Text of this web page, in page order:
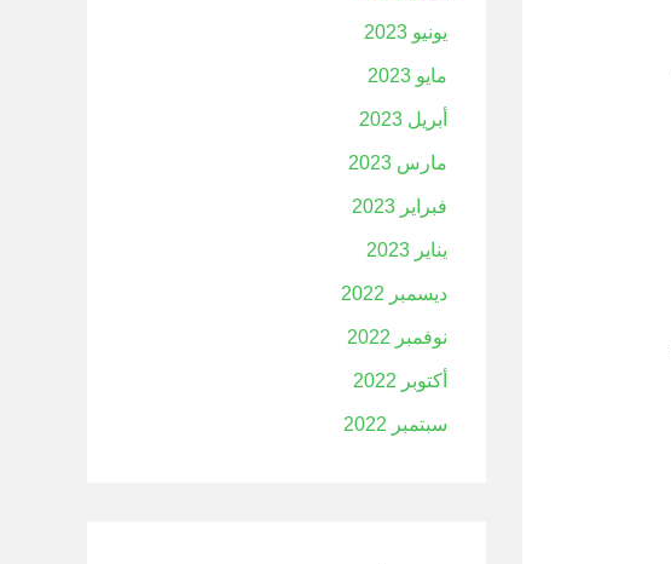
يونيو 2023
مايو 2023
أبريل 2023
مارس 2023
فبراير 2023
يناير 2023
ديسمبر 2022
نوفمبر 2022
أكتوبر 2022
سبتمبر 2022